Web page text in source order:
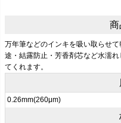
商
万年筆などのインキを吸い取らせ
途・結露防止・芳香剤芯など水濡
てくれます。
0.26mm(260μm)